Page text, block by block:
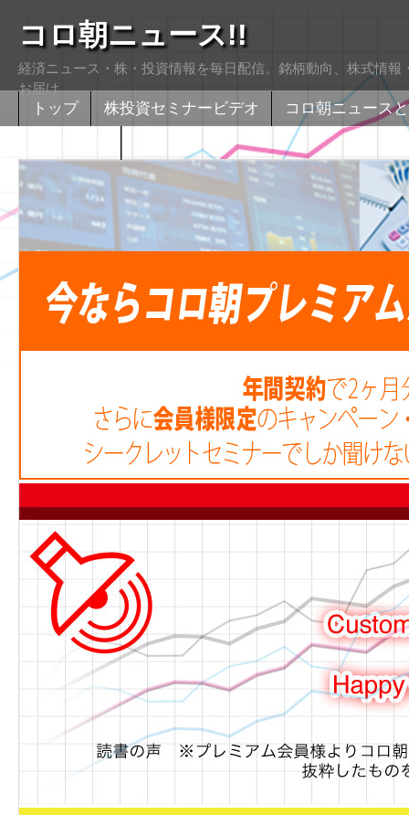
コロ朝ニュース!!
経済ニュース・株・投資情報を毎日配信。銘柄動向、株式情
お届け
トップ 株投資セミナービデオ
コロ朝ニュース